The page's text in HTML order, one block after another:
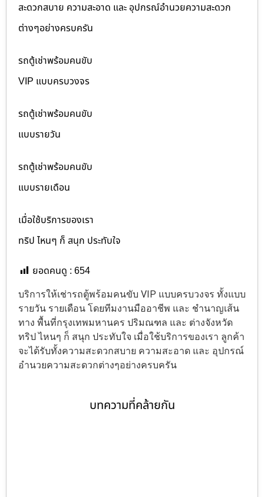
สะดวกสบาย ความสะอาด และ อุปกรณ์อำนวยความสะดวก
ต่างๆอย่างครบครัน
รถตู้เช่าพร้อมคนขับ
VIP แบบครบวงจร
รถตู้เช่าพร้อมคนขับ
แบบรายวัน
รถตู้เช่าพร้อมคนขับ
แบบรายเดือน
เมื่อใช้บริการของเรา
ทริป ไหนๆ ก็ สนุก ประทับใจ
ยอดคนดู : 654
บริการให้เช่ารถตู้พร้อมคนขับ VIP แบบครบวงจร ทั้งแบบ
รายวัน รายเดือน โดยทีมงานมืออาชีพ และ ชำนาญเส้น
ทาง พื้นที่กรุงเทพมหานคร ปริมณฑล และ ต่างจังหวัด
ทริป ไหนๆ ก็ สนุก ประทับใจ เมื่อใช้บริการของเรา ลูกค้า
จะได้รับทั้งความสะดวกสบาย ความสะอาด และ อุปกรณ์
อำนวยความสะดวกต่างๆอย่างครบครัน
บทความที่คล้ายกัน